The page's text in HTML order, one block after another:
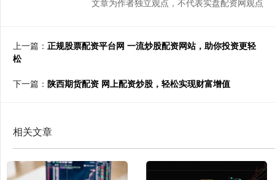
文章为作者独立观点，不代表实盘配资网观点
上一篇： 正规股票配资平台网 一流炒股配资网站，助你投资更轻
松
下一篇： 陕西期货配资 网上配资炒股，轻松实现财富增值
相关文章